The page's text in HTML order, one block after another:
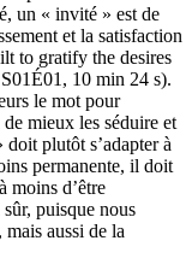
un « invité » est de
et la satisfaction
to gratify the desires
10 min 24 s).
le mot pour
mieux les séduire et
plutôt s’adapter à
permanente, il doit
moins d’être
puisque nous
aussi de la